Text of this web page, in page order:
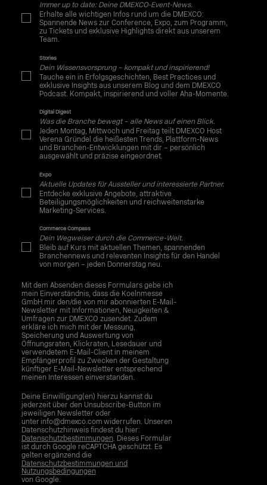
Immer up to date: Deine DMEXCO-Event-News.
Erhalte alle wichtigen Infos rund um die DMEXCO:
Spannende News zur Conference, Expo, zum Programm,
zu Tickets und exklusive Highlights direkt aus unserem
Team.
Stories
Dein Wissensvorsprung – kompakt und inspirierend!
Tauche ein in Erfolgsgeschichten, Best Practices und
exklusive Insights aus unserem Blog und dem DMEXCO
Podcast. Kompakt, inspirierend und voller Aha-Momente.
Digital Digest
Was die Branche bewegt – alle News auf einen Blick.
Jeden Montag, Mittwoch und Freitag teilt DMEXCO Host
Verena Gründel die heißesten Trends, Plattform-News
und Branchen-Entwicklungen mit dir – persönlich
ausgewählt und präzise eingeordnet.
Expo
Aktuelle Updates für Aussteller und interessierte Partner.
Entdecke exklusive Angebote, attraktive
Beteiligungsmöglichkeiten und reichweitenstarke
Marketing-Services.
Commerce Compass
Dein Wegweiser durch die Commerce-Welt.
Bleib auf Kurs mit aktuellen Themen, spannenden
Branchennews und relevanten Insights für den Handel
von morgen – jeden Donnerstag neu.
Mit dem Absenden dieses Formulars gebe ich
mein Einverständnis, dass die Koelnmesse
GmbH mir den/die von mir abonnierten E-Mail-
Newsletter mit Informationen, Neuigkeiten &
Umfragen zur DMEXCO zusendet. Zudem
erkläre ich mich mit der Messung,
Speicherung und Auswertung von
Öffnungsraten, Klickraten, Lesedauer und
verwendetem E-Mail-Client in meinem
Empfängerprofil zu Zwecken der Gestaltung
künftiger E-Mail-Newsletter entsprechend
meinen Interessen einverstanden.
Deine Einwilligung(en) hierzu kannst du
jederzeit über den Unsubscribe-Button im
jeweiligen Newsletter oder
unter info@dmexco.com widerrufen. Unseren
Datenschutzhinweis findest du hier:
Datenschutzbestimmungen. Dieses Formular
ist durch Google reCAPTCHA geschützt. Es
gelten ergänzend die
Datenschutzbestimmungen und
Nutzungsbedingungen
von Google.